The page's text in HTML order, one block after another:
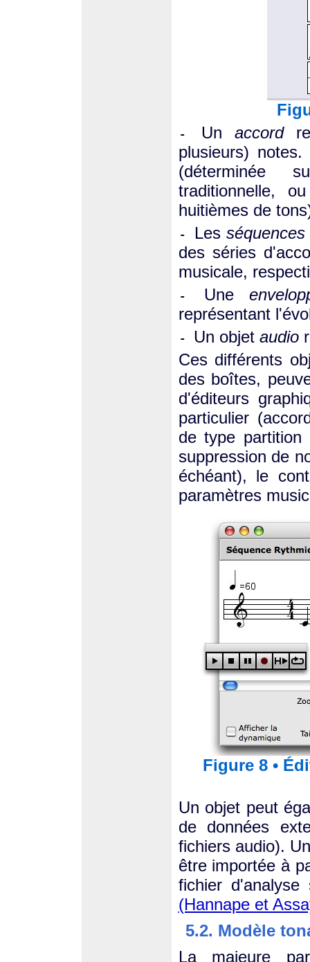
- Un accord
plusieurs)
(déterminée
traditionnelle,
huitièmes de
- Lesséquences
des séries
musicale,
- Une
représentant
- Un objet audio
Ces différents
des boîtes,
d'éditeurs
particulier
de type
suppression de
échéant), le
paramètres
Figure 8 •
Un objet peut
de données
fichiers audio).
être importée à
fichier
(Hannape et
5.2. Modèle
La majeure